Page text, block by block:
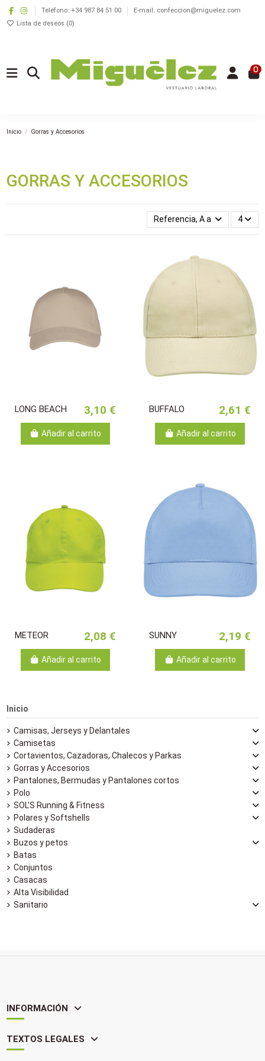
Teléfono: +34 987 84 51 00
E-mail: confeccion@miguelez.com
Lista de deseos (0)
0
Inicio Gorras y Accesorios
GORRAS Y ACCESORIOS
Referencia, A a la Z 4
LONG BEACH 3,10 €
Añadir al carrito
BUFFALO 2,61 €
Añadir al carrito
METEOR 2,08 €
Añadir al carrito
SUNNY 2,19 €
Añadir al carrito
Inicio
Camisas, Jerseys y Delantales
Camisetas
Cortavientos, Cazadoras, Chalecos y Parkas
Gorras y Accesorios
Pantalones, Bermudas y Pantalones cortos
Polo
SOL'S Running & Fitness
Polares y Softshells
Sudaderas
Buzos y petos
Batas
Conjuntos
Casacas
Alta Visibilidad
Sanitario
INFORMACIÓN
TEXTOS LEGALES